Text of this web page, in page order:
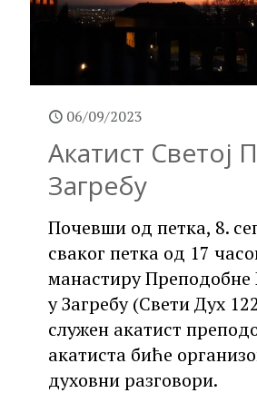
06/09/2023
Акатист Светој
Загребу
Почевши од петка, 8.
сваког петка од 17
манастиру Преподобне
у Загребу (Свети Дух
служен акатист
акатиста биће
духовни разговори.